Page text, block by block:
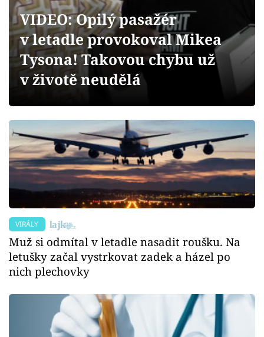
Videa
Sledujte prima+
Sledujte nás
VIDEO: Opilý pasažér
v letadle provokoval Mikea
Tysona! Takovou chybu už
v životě neudělá
VIRÁLY
Muž si odmítal v letadle nasadit roušku. Na
letušky začal vystrkovat zadek a házel po
nich plechovky